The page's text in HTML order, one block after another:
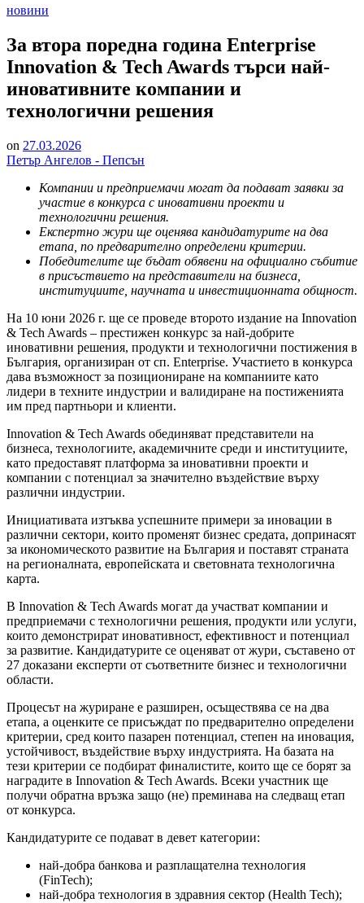
Posted
новини
За втора поредна година Enterprise
Innovation & Tech Awards търси най-
иновативните компании и
технологични решения
on 27.03.2026
Петър Ангелов - Пепсън
Компании и предприемачи могат да подават заявки за
участие в конкурса с иновативни проекти и
технологични решения.
Експертно жури ще оценява кандидатурите на два
етапа, по предварително определени критерии.
Победителите ще бъдат обявени на официално събитие
в присъствието на представители на бизнеса,
институциите, научната и инвестиционната общност.
На 10 юни 2026 г. ще се проведе второто издание на Innovation
& Tech Awards – престижен конкурс за най-добрите
иновативни решения, продукти и технологични постижения в
България, организиран от сп. Enterprise. Участието в конкурса
дава възможност за позициониране на компаниите като
лидери в техните индустрии и валидиране на постиженията
им пред партньори и клиенти.
Innovation & Tech Awards обединяват представители на
бизнеса, технологиите, академичните среди и институциите,
като предоставят платформа за иновативни проекти и
компании с потенциал за значително въздействие върху
различни индустрии.
Инициативата изтъква успешните примери за иновации в
различни сектори, които променят бизнес средата, допринасят
за икономическото развитие на България и поставят страната
на регионалната, европейската и световната технологична
карта.
В Innovation & Tech Awards могат да участват компании и
предприемачи с технологични решения, продукти или услуги,
които демонстрират иновативност, ефективност и потенциал
за развитие. Кандидатурите се оценяват от жури, съставено от
27 доказани експерти от съответните бизнес и технологични
области.
Процесът на журиране е разширен, осъществява се на два
етапа, а оценките се присъждат по предварително определени
критерии, сред които пазарен потенциал, степен на иновация,
устойчивост, въздействие върху индустрията. На базата на
тези критерии се подбират финалистите, които ще се борят за
наградите в Innovation & Tech Awards. Всеки участник ще
получи обратна връзка защо (не) преминава на следващ етап
от конкурса.
Кандидатурите се подават в девет категории:
най-добра банкова и разплащателна технология
(FinTech);
най-добра технология в здравния сектор (Health Tech);